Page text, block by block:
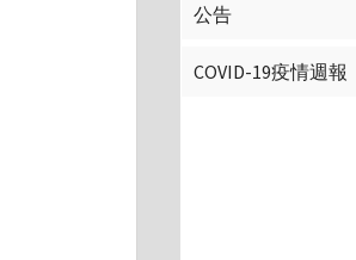
公告
COVID-19疫情週報